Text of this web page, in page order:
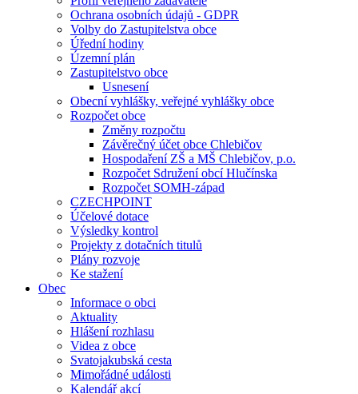
Ochrana osobních údajů - GDPR
Volby do Zastupitelstva obce
Úřední hodiny
Územní plán
Zastupitelstvo obce
Usnesení
Obecní vyhlášky, veřejné vyhlášky obce
Rozpočet obce
Změny rozpočtu
Závěrečný účet obce Chlebičov
Hospodaření ZŠ a MŠ Chlebičov, p.o.
Rozpočet Sdružení obcí Hlučínska
Rozpočet SOMH-západ
CZECHPOINT
Účelové dotace
Výsledky kontrol
Projekty z dotačních titulů
Plány rozvoje
Ke stažení
Obec
Informace o obci
Aktuality
Hlášení rozhlasu
Videa z obce
Svatojakubská cesta
Mimořádné události
Kalendář akcí